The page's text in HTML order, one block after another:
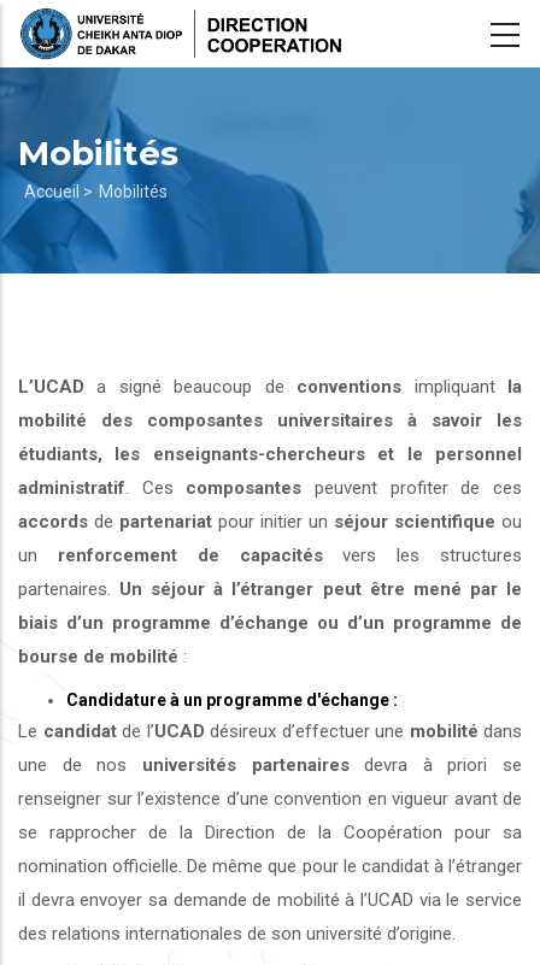
Aller
Mobilités
Fil
d'Ariane
Accueil > Mobilités
L’UCAD a signé beaucoup de conventions impliquant la
mobilité des composantes universitaires à savoir les
étudiants, les enseignants-chercheurs et le personnel
administratif . Ces composantes peuvent profiter de ces
accords de partenariat pour initier un séjour scientifique ou
un renforcement de capacitésvers les structures
partenaires. Un séjour à l’étranger peut être mené par le
biais d’un programme d’échange ou d’un programme de
bourse de mobilité :
Candidature à un programme d'échange :
Le candidatde l’UCAD désireux d’effectuer une mobilité dans
une de nos universités partenairesdevra à priori se
renseigner sur l’existence d’une convention en vigueur avant de
se rapprocher de la Direction de la Coopération pour sa
nomination officielle. De même que pour le candidat à l’étranger
il devra envoyer sa demande de mobilité à l’UCAD via le service
des relations internationales de son université d’origine.